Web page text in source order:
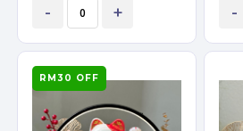
- + -
RM30 OFF